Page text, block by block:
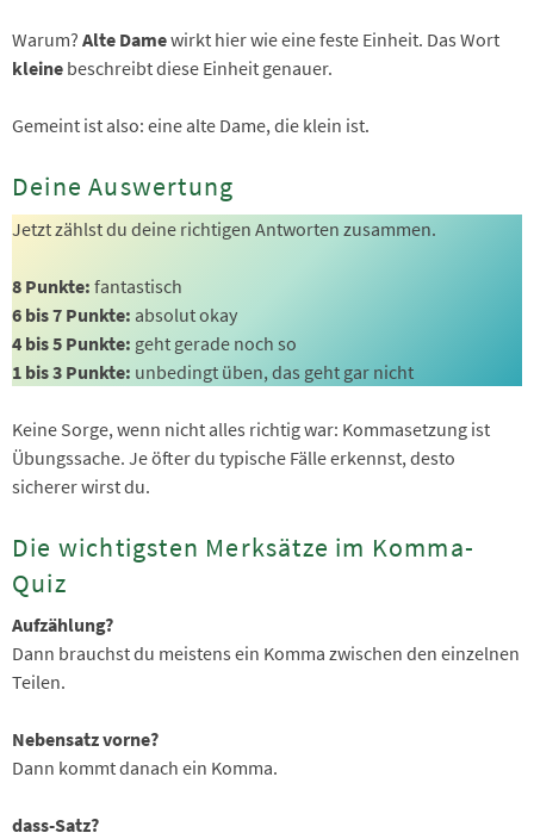
Warum? Alte Damewirkt hier wie eine feste Einheit. Das Wort
kleine beschreibt diese Einheit genauer.
Gemeint ist also: eine alte Dame, die klein ist.
Deine Auswertung
Jetzt zählst du deine richtigen Antworten zusammen.
8 Punkte: fantastisch
6 bis 7 Punkte: absolut okay
4 bis 5 Punkte: geht gerade noch so
1 bis 3 Punkte: unbedingt üben, das geht gar nicht
Keine Sorge, wenn nicht alles richtig war: Kommasetzung ist
Übungssache. Je öfter du typische Fälle erkennst, desto
sicherer wirst du.
Die wichtigsten Merksätze im Komma-
Quiz
Aufzählung?
Dann brauchst du meistens ein Komma zwischen den einzelnen
Teilen.
Nebensatz vorne?
Dann kommt danach ein Komma.
dass-Satz?